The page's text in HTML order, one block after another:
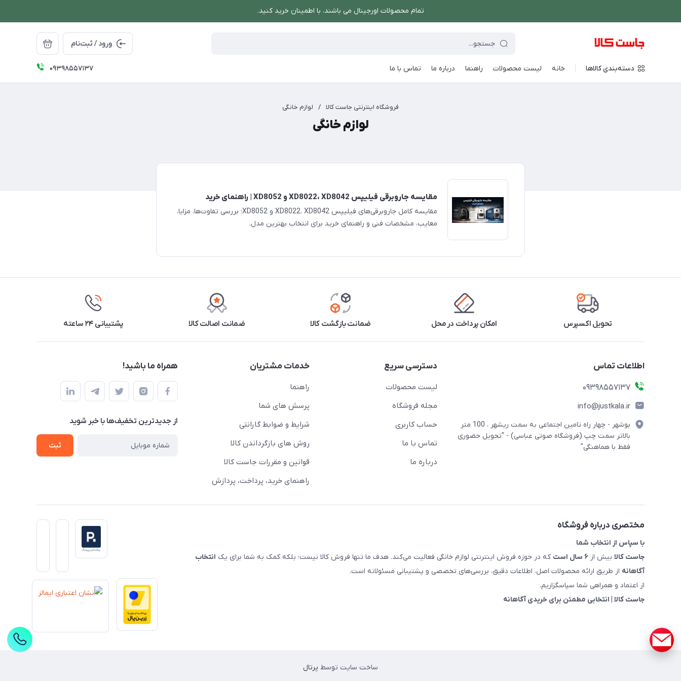
تمام محصولات اورجینال می باشند، با اطمینان خرید کنید.
ورود / ثبت‌نام
دسته‌بندی کالاها خانه لیست محصولات راهنما درباره ما تماس با ما 09398557137
فروشگاه اینترنتی جاست کالا / لوازم خانگی
لوازم خانگی
مقایسه جاروبرقی فیلیپس XD8022، XD8042 و XD8052 | راهنمای خرید
مقایسه کامل جاروبرقی‌های فیلیپس XD8022، XD8042 و XD8052؛ بررسی تفاوت‌ها، مزایا،
معایب، مشخصات فنی و راهنمای خرید برای انتخاب بهترین مدل.
تحویل اکسپرس امکان پرداخت در محل ضمانت بازگشت کالا ضمانت اصالت کالا پشتیبانی ۲۴ ساعته
اطلاعات تماس
09398557137
info@justkala.ir
بوشهر - چهار راه تامین اجتماعی به سمت ریشهر ، 100 متر
بالاتر سمت چپ (فروشگاه صوتی عباسی) - "تحویل حضوری
فقط با هماهنگی"
دسترسی سریع
لیست محصولات
مجله فروشگاه
حساب کاربری
تماس با ما
درباره ما
خدمات مشتریان
راهنما
پرسش های شما
شرایط و ضوابط گارانتی
روش های بازگرداندن کالا
قوانین و مقررات جاست کالا
راهنمای خرید، پرداخت، پردازش
همراه ما باشید!
از جدید‌ترین تخفیف‌ها با‌ خبر شوید
ثبت
مختصری درباره فروشگاه
با سپاس از انتخاب شما
جاست کالا بیش از ۶ سال است که در حوزه فروش اینترنتی لوازم خانگی فعالیت می‌کند. هدف ما تنها فروش کالا نیست؛ بلکه کمک به شما برای یک انتخاب
آگاهانه از طریق ارائه محصولات اصل، اطلاعات دقیق، بررسی‌های تخصصی و پشتیبانی مسئولانه است.
از اعتماد و همراهی شما سپاسگزاریم.
جاست کالا | انتخابی مطمئن برای خریدی آگاهانه
ساخت سایت توسط پرتال